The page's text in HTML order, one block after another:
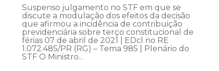
Suspenso julgamento no STF em que se
discute a modulação dos efeitos da decisão
que afirmou a incidência de contribuição
previdenciária sobre terço constitucional de
férias 07 de abril de 2021 | EDcl no RE
1.072.485/PR (RG) – Tema 985 | Plenário do
STF O Ministro...